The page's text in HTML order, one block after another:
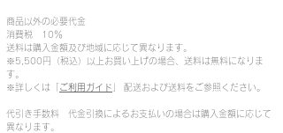
商品以外の必要代金
消費税 10％
送料は購入金額及び地域に応じて異なります。
※5,500円（税込）以上お買い上げの場合、送料は無料になりま
す。
※詳しくは「 ご利用ガイド 」 配送および送料をご参照ください。
代引き手数料 代金引換によるお支払いの場合は購入金額に応じて
異なります。